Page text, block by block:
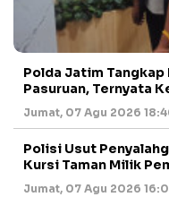
Polda Jatim Tangkap
Pasuruan, Ternyata
Jumat, 07 Agu 2026
Polisi Usut
Kursi Taman Milik
Jumat, 07 Agu 2026